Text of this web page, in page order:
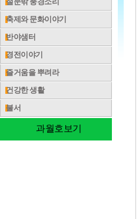
축제와 문화이야기
반야샘터
경전이야기
즐거움을 뿌려라
건강한 생활
불서
과월호보기